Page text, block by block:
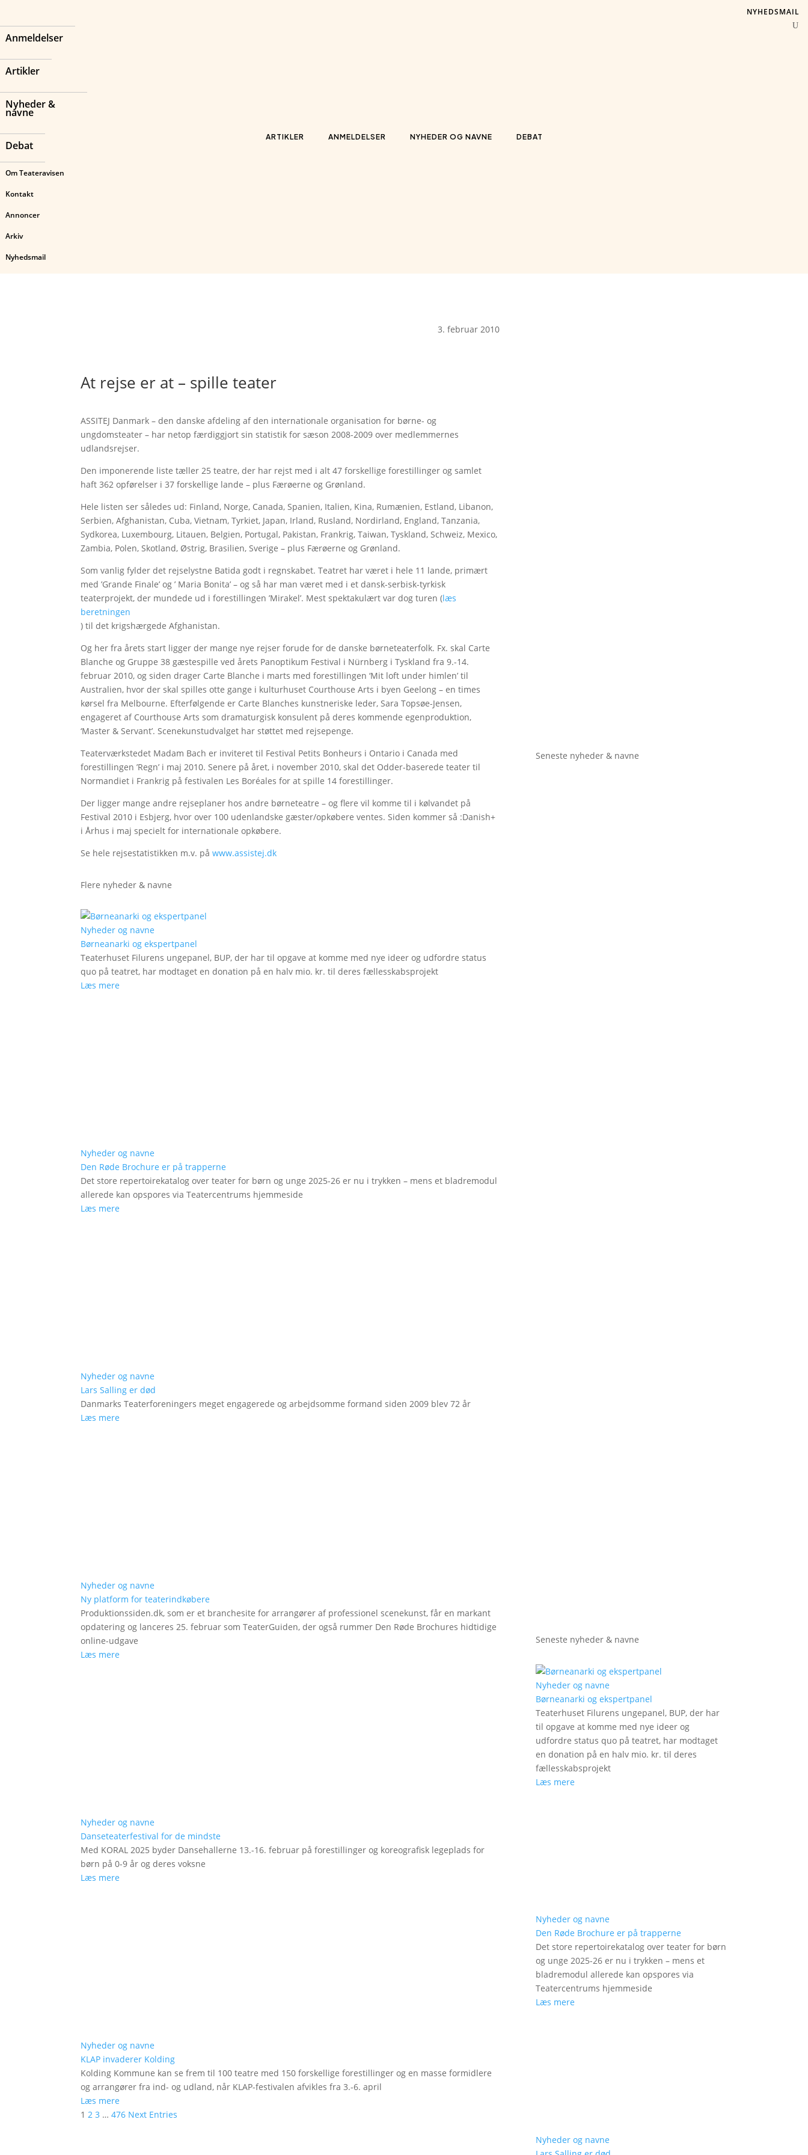
Anmeldelser
Artikler
Nyheder &
navne
Debat
Om Teateravisen
Kontakt
Annoncer
Arkiv
Nyhedsmail
ARTIKLER ANMELDELSER NYHEDER OG NAVNE DEBAT
NYHEDSMAIL
3. februar 2010
At rejse er at – spille teater
ASSITEJ Danmark – den danske afdeling af den internationale organisation for børne- og
ungdomsteater – har netop færdiggjort sin statistik for sæson 2008-2009 over medlemmernes
udlandsrejser.
Den imponerende liste tæller 25 teatre, der har rejst med i alt 47 forskellige forestillinger og samlet
haft 362 opførelser i 37 forskellige lande – plus Færøerne og Grønland.
Hele listen ser således ud: Finland, Norge, Canada, Spanien, Italien, Kina, Rumænien, Estland, Libanon,
Serbien, Afghanistan, Cuba, Vietnam, Tyrkiet, Japan, Irland, Rusland, Nordirland, England, Tanzania,
Sydkorea, Luxembourg, Litauen, Belgien, Portugal, Pakistan, Frankrig, Taiwan, Tyskland, Schweiz, Mexico,
Zambia, Polen, Skotland, Østrig, Brasilien, Sverige – plus Færøerne og Grønland.
Som vanlig fylder det rejselystne Batida godt i regnskabet. Teatret har været i hele 11 lande, primært
med ’Grande Finale’ og ’ Maria Bonita’ – og så har man været med i et dansk-serbisk-tyrkisk
teaterprojekt, der mundede ud i forestillingen ’Mirakel’. Mest spektakulært var dog turen (læs
beretningen
) til det krigshærgede Afghanistan.
Og her fra årets start ligger der mange nye rejser forude for de danske børneteaterfolk. Fx. skal Carte
Blanche og Gruppe 38 gæstespille ved årets Panoptikum Festival i Nürnberg i Tyskland fra 9.-14.
februar 2010, og siden drager Carte Blanche i marts med forestillingen ‘Mit loft under himlen’ til
Australien, hvor der skal spilles otte gange i kulturhuset Courthouse Arts i byen Geelong – en times
kørsel fra Melbourne. Efterfølgende er Carte Blanches kunstneriske leder, Sara Topsøe-Jensen,
engageret af Courthouse Arts som dramaturgisk konsulent på deres kommende egenproduktion,
‘Master & Servant’. Scenekunstudvalget har støttet med rejsepenge.
Teaterværkstedet Madam Bach er inviteret til Festival Petits Bonheurs i Ontario i Canada med
forestillingen ’Regn’ i maj 2010. Senere på året, i november 2010, skal det Odder-baserede teater til
Normandiet i Frankrig på festivalen Les Boréales for at spille 14 forestillinger.
Der ligger mange andre rejseplaner hos andre børneteatre – og flere vil komme til i kølvandet på
Festival 2010 i Esbjerg, hvor over 100 udenlandske gæster/opkøbere ventes. Siden kommer så :Danish+
i Århus i maj specielt for internationale opkøbere.
Se hele rejsestatistikken m.v. påwww.assistej.dk
Flere nyheder & navne
Nyheder og navne
Børneanarki og ekspertpanel
Teaterhuset Filurens ungepanel, BUP, der har til opgave at komme med nye ideer og udfordre status
quo på teatret, har modtaget en donation på en halv mio. kr. til deres fællesskabsprojekt
Læs mere
Nyheder og navne
Den Røde Brochure er på trapperne
Det store repertoirekatalog over teater for børn og unge 2025-26 er nu i trykken – mens et bladremodul
allerede kan opspores via Teatercentrums hjemmeside
Læs mere
Nyheder og navne
Lars Salling er død
Danmarks Teaterforeningers meget engagerede og arbejdsomme formand siden 2009 blev 72 år
Læs mere
Nyheder og navne
Ny platform for teaterindkøbere
Produktionssiden.dk, som er et branchesite for arrangører af professionel scenekunst, får en markant
opdatering og lanceres 25. februar som TeaterGuiden, der også rummer Den Røde Brochures hidtidige
online-udgave
Læs mere
Nyheder og navne
Danseteaterfestival for de mindste
Med KORAL 2025 byder Dansehallerne 13.-16. februar på forestillinger og koreografisk legeplads for
børn på 0-9 år og deres voksne
Læs mere
Nyheder og navne
KLAP invaderer Kolding
Kolding Kommune kan se frem til 100 teatre med 150 forskellige forestillinger og en masse formidlere
og arrangører fra ind- og udland, når KLAP-festivalen afvikles fra 3.-6. april
Læs mere
1 2 3 … 476 Next Entries
Seneste nyheder & navne
Seneste nyheder & navne
Nyheder og navne
Børneanarki og ekspertpanel
Teaterhuset Filurens ungepanel, BUP, der har
til opgave at komme med nye ideer og
udfordre status quo på teatret, har modtaget
en donation på en halv mio. kr. til deres
fællesskabsprojekt
Læs mere
Nyheder og navne
Den Røde Brochure er på trapperne
Det store repertoirekatalog over teater for børn
og unge 2025-26 er nu i trykken – mens et
bladremodul allerede kan opspores via
Teatercentrums hjemmeside
Læs mere
Nyheder og navne